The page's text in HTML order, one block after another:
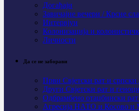
Догађаји
Завичајне вечери / Крсне
Интервјуи
Колонизација и
Личности
Да се не заборави
Први Свјeтски рат и
Други Свјетски рат и
Одбрамбено отаџбински
Агресија НАТО и Косово и